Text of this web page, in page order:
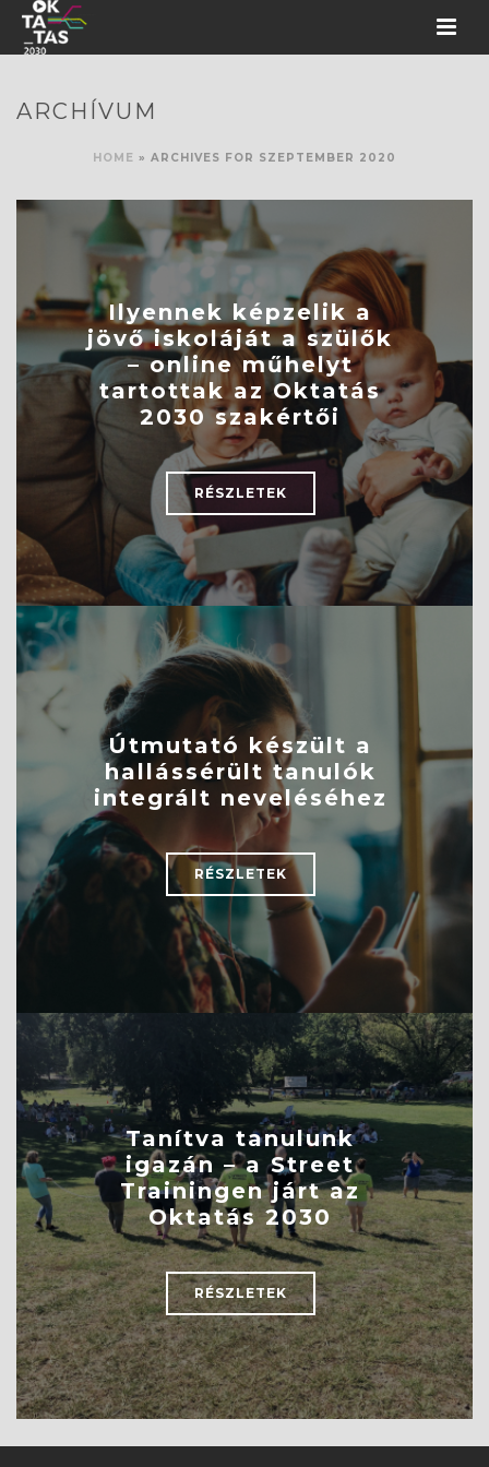
ARCHÍVUM
HOME » ARCHIVES FOR SZEPTEMBER 2020
Ilyennek képzelik a
jövő iskoláját a szülők
– online műhelyt
tartottak az Oktatás
2030 szakértői
RÉSZLETEK
Útmutató készült a
hallássérült tanulók
integrált neveléséhez
RÉSZLETEK
Tanítva tanulunk
igazán – a Street
Trainingen járt az
Oktatás 2030
RÉSZLETEK